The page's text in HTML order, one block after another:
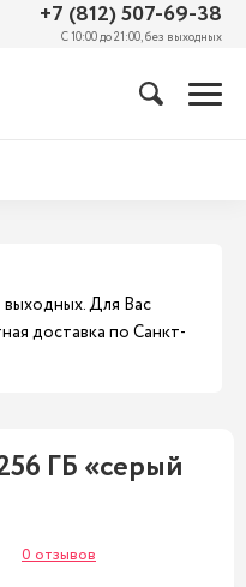
+7 (812) 507-69-38
С 10:00 до 21:00, без выходных
выходных. Для Вас
доставка по Санкт-
ГБ «серый
0 отзывов